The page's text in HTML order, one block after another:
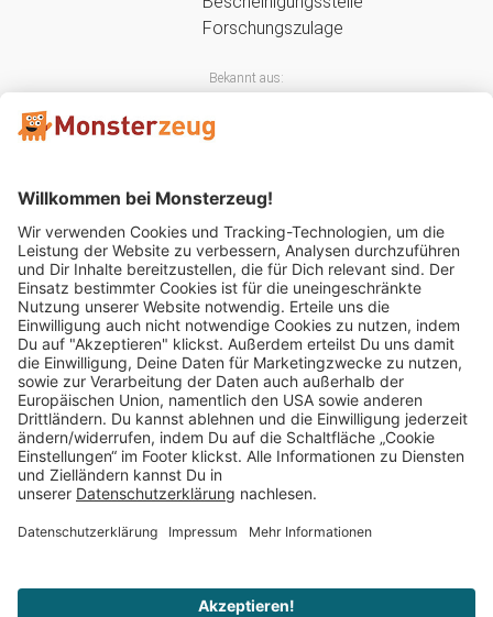
Bekannt aus:
Mitglied im:
Impressum AGB Widerrufsbelehrung
Vertrag widerrufen